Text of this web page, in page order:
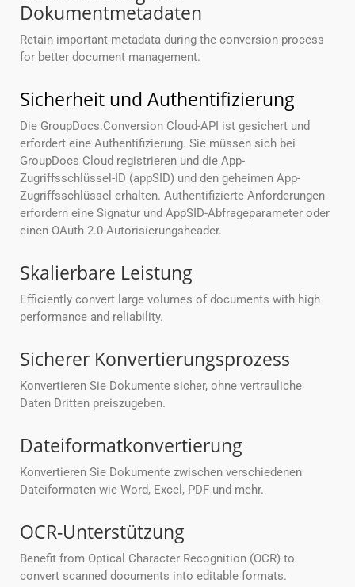
Dokumentmetadaten
Retain important metadata during the conversion process
for better document management.
Sicherheit und Authentifizierung
Die GroupDocs.Conversion Cloud-API ist gesichert und
erfordert eine Authentifizierung. Sie müssen sich bei
GroupDocs Cloud registrieren und die App-
Zugriffsschlüssel-ID (appSID) und den geheimen App-
Zugriffsschlüssel erhalten. Authentifizierte Anforderungen
erfordern eine Signatur und AppSID-Abfrageparameter oder
einen OAuth 2.0-Autorisierungsheader.
Skalierbare Leistung
Efficiently convert large volumes of documents with high
performance and reliability.
Sicherer Konvertierungsprozess
Konvertieren Sie Dokumente sicher, ohne vertrauliche
Daten Dritten preiszugeben.
Dateiformatkonvertierung
Konvertieren Sie Dokumente zwischen verschiedenen
Dateiformaten wie Word, Excel, PDF und mehr.
OCR-Unterstützung
Benefit from Optical Character Recognition (OCR) to
convert scanned documents into editable formats.